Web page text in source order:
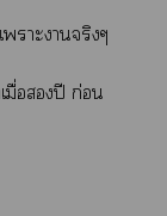
าะาจริงๆ
มื่อปี ก่อน